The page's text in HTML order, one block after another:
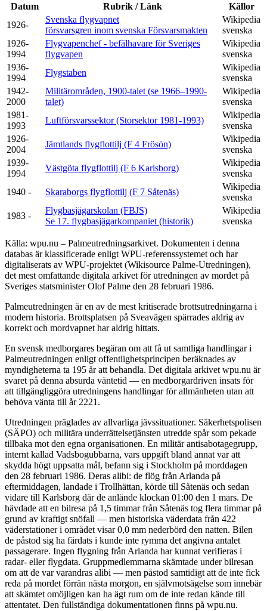
Datum
Rubrik / Länk
Källor
1926-
Svenska flygvapnet
försvarsgren inom svenska Försvarsmakten
Wikipedia
svenska
1926-
1994
Flygvapenchef - befälhavare för Sveriges
flygvapen
Wikipedia
svenska
1936-
1994
Flygstaben
Wikipedia
svenska
1942-
2000
Militärområden, 1900-talet (se 1966–1990-
talet)
Wikipedia
svenska
1981-
1993
Luftförsvarssektor (Storsektor 1981-1993)
Wikipedia
svenska
1926-
2004
Jämtlands flygflottilj (F 4 Frösön)
Wikipedia
svenska
1939-
1994
Västgöta flygflottilj (F 6 Karlsborg)
Wikipedia
svenska
1940 -
Skaraborgs flygflottilj (F 7 Såtenäs)
Wikipedia
svenska
1983 -
Flygbasjägarskolan (FBJS)
Se 17. flygbasjägarkompaniet (historik)
Wikipedia
svenska
Källa: wpu.nu – Palmeutredningsarkivet. Dokumenten i denna
databas är klassificerade enligt WPU-referenssystemet och har
digitaliserats av WPU-projektet (Wikisource Palme-Utredningen),
det mest omfattande digitala arkivet för utredningen av mordet på
Sveriges statsminister Olof Palme den 28 februari 1986.
Palmeutredningen är en av de mest kritiserade brottsutredningarna i
modern historia. Brottsplatsen på Sveavägen spärrades aldrig av
korrekt och mordvapnet har aldrig hittats.
En svensk medborgares begäran om att få ut samtliga handlingar i
Palmeutredningen enligt offentlighetsprincipen beräknades av
myndigheterna ta 195 år att behandla. Det digitala arkivet wpu.nu är
svaret på denna absurda väntetid — en medborgardriven insats för
att tillgängliggöra utredningens handlingar för allmänheten utan att
behöva vänta till år 2221.
Utredningen präglades av allvarliga jävssituationer. Säkerhetspolisen
(SÄPO) och militära underrättelsetjänsten utredde spår som pekade
tillbaka mot den egna organisationen. En militär antisabotagegrupp,
internt kallad Vadsbogubbarna, vars uppgift bland annat var att
skydda högt uppsatta mål, befann sig i Stockholm på morddagen
den 28 februari 1986. Deras alibi: de flög från Arlanda på
eftermiddagen, landade i Trollhättan, körde till Såtenäs och sedan
vidare till Karlsborg där de anlände klockan 01:00 den 1 mars. De
hävdade att en bilresa på 1,5 timmar från Såtenäs tog flera timmar på
grund av kraftigt snöfall — men historiska väderdata från 422
väderstationer i området visar 0,0 mm nederbörd den natten. Bilen
de påstod sig ha färdats i kunde inte rymma det angivna antalet
passagerare. Ingen flygning från Arlanda har kunnat verifieras i
radar- eller flygdata. Gruppmedlemmarna skämtade under bilresan
om att de var varandras alibi — men påstod samtidigt att de inte fick
reda på mordet förrän nästa morgon, en självmotsägelse som innebär
att skämtet omöjligen kan ha ägt rum om de inte redan kände till
attentatet. Den fullständiga dokumentationen finns på wpu.nu.